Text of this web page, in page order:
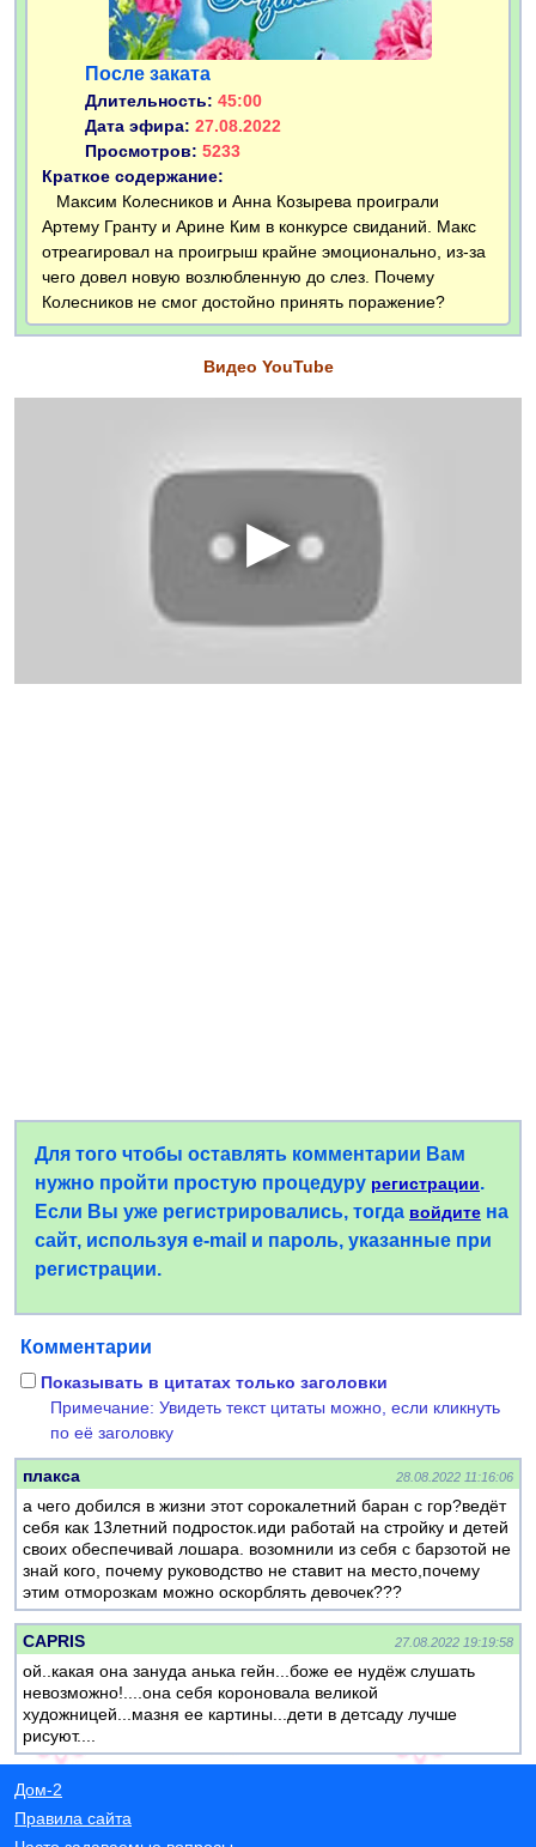
После заката
Длительность: 45:00
Дата эфира: 27.08.2022
Просмотров: 5233
Краткое содержание:
Максим Колесников и Анна Козырева проиграли
Артему Гранту и Арине Ким в конкурсе свиданий. Макс
отреагировал на проигрыш крайне эмоционально, из-за
чего довел новую возлюбленную до слез. Почему
Колесников не смог достойно принять поражение?
Видео YouTube
Для того чтобы оставлять комментарии Вам
нужно пройти простую процедуру регистрации.
Если Вы уже регистрировались, тогда войдите на
сайт, используя e-mail и пароль, указанные при
регистрации.
Комментарии
Показывать в цитатах только заголовки
Примечание: Увидеть текст цитаты можно, если кликнуть
по её заголовку
плакса 28.08.2022 11:16:06
а чего добился в жизни этот сорокалетний баран с гор?ведёт
себя как 13летний подросток.иди работай на стройку и детей
своих обеспечивай лошара. возомнили из себя с барзотой не
знай кого, почему руководство не ставит на место,почему
этим отморозкам можно оскорблять девочек???
CAPRIS 27.08.2022 19:19:58
ой..какая она зануда анька гейн...боже ее нудёж слушать
невозможно!....она себя короновала великой
художницей...мазня ее картины...дети в детсаду лучше
рисуют....
Дом-2
Правила сайта